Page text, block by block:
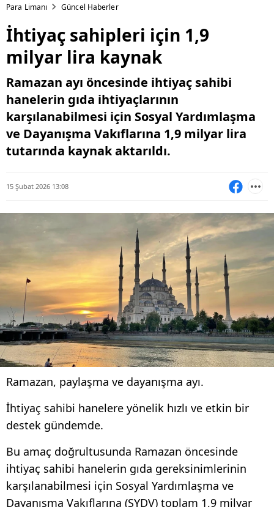
Para Limanı Güncel Haberler
İhtiyaç sahipleri için 1,9
milyar lira kaynak
Ramazan ayı öncesinde ihtiyaç sahibi
hanelerin gıda ihtiyaçlarının
karşılanabilmesi için Sosyal Yardımlaşma
ve Dayanışma Vakıflarına 1,9 milyar lira
tutarında kaynak aktarıldı.
15 Şubat 2026 13:08
Ramazan, paylaşma ve dayanışma ayı.
İhtiyaç sahibi hanelere yönelik hızlı ve etkin bir
destek gündemde.
Bu amaç doğrultusunda Ramazan öncesinde
ihtiyaç sahibi hanelerin gıda gereksinimlerinin
karşılanabilmesi için Sosyal Yardımlaşma ve
Dayanışma Vakıflarına (SYDV) toplam 1,9 milyar